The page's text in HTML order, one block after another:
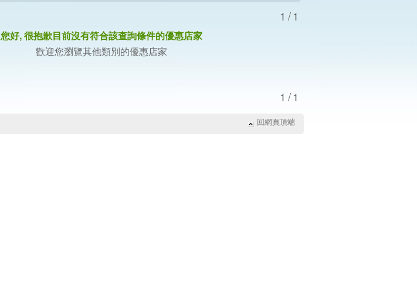
1/1
您好, 很抱歉目前沒有符合該查詢條件的優惠店家
歡迎您瀏覽其他類別的優惠店家
1/1
回網頁頂端